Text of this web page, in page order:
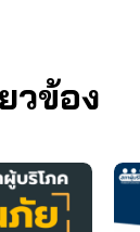
วข้อง